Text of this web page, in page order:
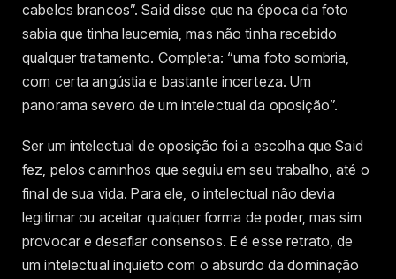
cabelos brancos”. Said disse que na época da foto
sabia que tinha leucemia, mas não tinha recebido
qualquer tratamento. Completa: “uma foto sombria,
com certa angústia e bastante incerteza. Um
panorama severo de um intelectual da oposição”.
Ser um intelectual de oposição foi a escolha que Said
fez, pelos caminhos que seguiu em seu trabalho, até o
final de sua vida. Para ele, o intelectual não devia
legitimar ou aceitar qualquer forma de poder, mas sim
provocar e desafiar consensos. E é esse retrato, de
um intelectual inquieto com o absurdo da dominação